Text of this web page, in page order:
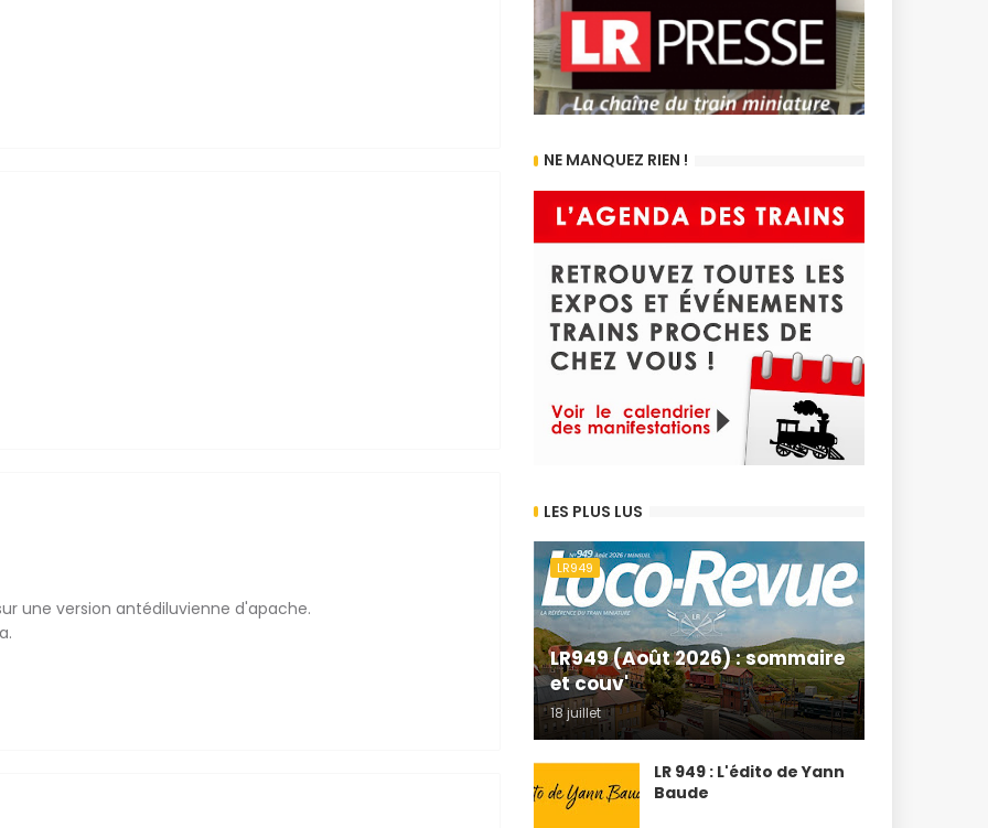
une version antédiluvienne d'apache.
NE MANQUEZ RIEN !
LES PLUS LUS
LR949
LR949 (Août 2026) : sommaire
et couv'
18 juillet
LR 949 : L'édito de Yann
Baude